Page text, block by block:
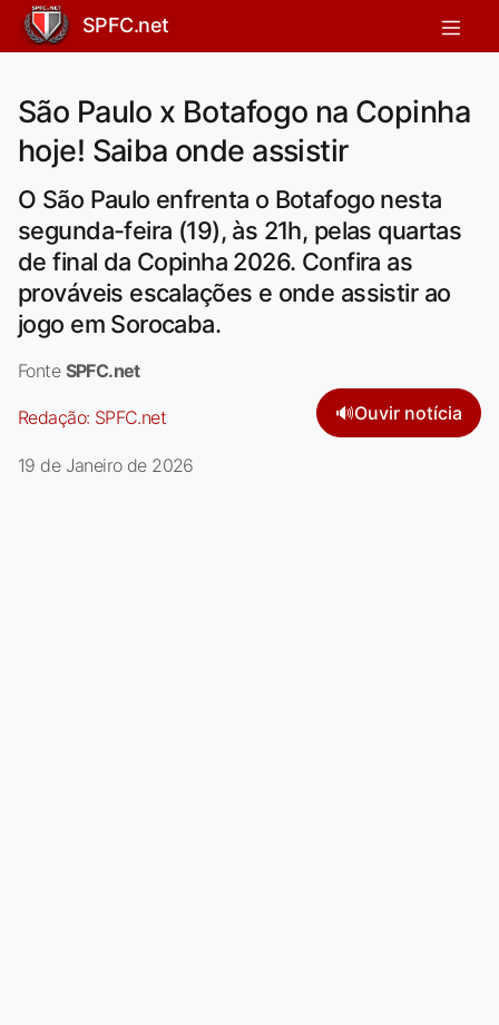
SPFC.net
São Paulo x Botafogo na Copinha
hoje! Saiba onde assistir
O São Paulo enfrenta o Botafogo nesta
segunda-feira (19), às 21h, pelas quartas
de final da Copinha 2026. Confira as
prováveis escalações e onde assistir ao
jogo em Sorocaba.
Fonte SPFC.net
Redação: SPFC.net 🔊Ouvir notícia
19 de Janeiro de 2026